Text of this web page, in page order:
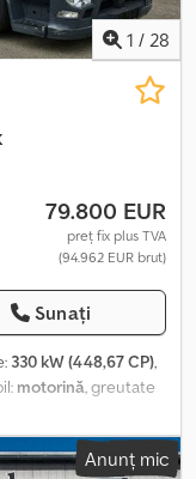
1 / 28
79.800 EUR
preț fix plus TVA
(94.962 EUR brut)
Sunați
330 kW (448,67 CP),
motorină , greutate
automat, clasă de
14 m³, lungimea
Anunț mic